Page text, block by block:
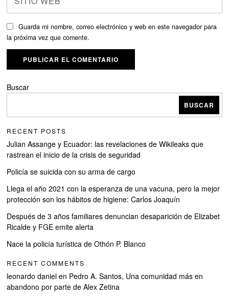
Guarda mi nombre, correo electrónico y web en este navegador para
la próxima vez que comente.
Buscar
BUSCAR
RECENT POSTS
Julian Assange y Ecuador: las revelaciones de Wikileaks que
rastrean el inicio de la crisis de seguridad
Policía se suicida con su arma de cargo
Llega el año 2021 con la esperanza de una vacuna, pero la mejor
protección son los hábitos de higiene: Carlos Joaquín
Después de 3 años familiares denuncian desaparición de Elizabet
Ricalde y FGE emite alerta
Nace la policía turística de Othón P. Blanco
RECENT COMMENTS
leonardo daniel en Pedro A. Santos, Una comunidad más en
abandono por parte de Alex Zetina